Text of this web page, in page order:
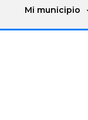
Mi municipio